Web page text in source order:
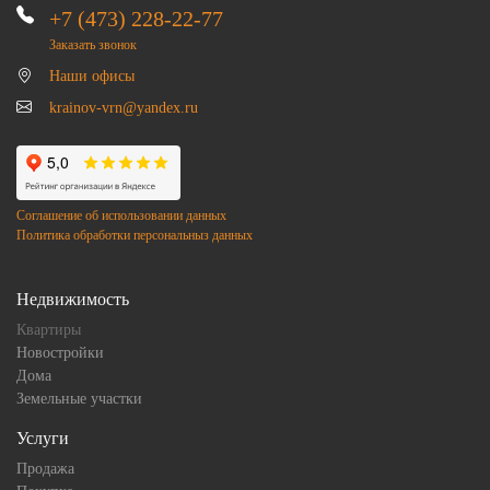
+7 (473) 228-22-77
Заказать звонок
Наши офисы
krainov-vrn@yandex.ru
Соглашение об использовании данных
Политика обработки персональныз данных
Недвижимость
Квартиры
Новостройки
Дома
Земельные участки
Услуги
Продажа